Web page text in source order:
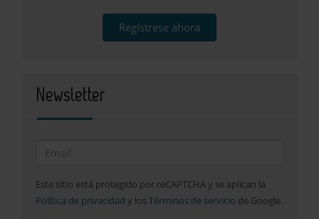
Regístrese ahora
Newsletter
Este sitio está protegido por reCAPTCHA y se aplican la
Política de privacidad y los Términos de servicio de Google.